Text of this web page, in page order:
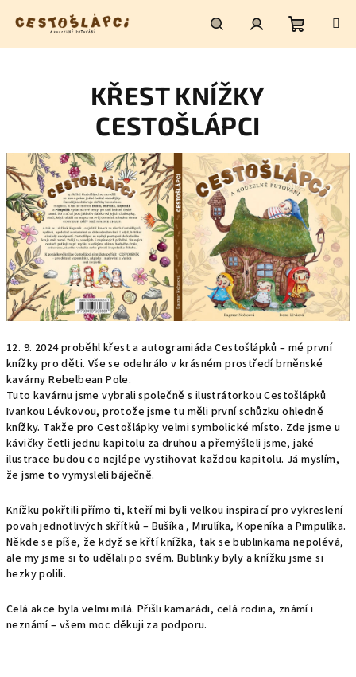
HledatPřihlášeníNákupní
KŘEST KNÍŽKY
CESTOŠLÁPCI
12. 9. 2024 proběhl křest a autogramiáda Cestošlápků – mé první
knížky pro děti. Vše se odehrálo v krásném prostředí brněnské
kavárny Rebelbean Pole.
Tuto kavárnu jsme vybrali společně s ilustrátorkou Cestošlápků
Ivankou Lévkovou, protože jsme tu měli první schůzku ohledně
knížky. Takže pro Cestošlápky velmi symbolické místo. Zde jsme u
kávičky četli jednu kapitolu za druhou a přemýšleli jsme, jaké
ilustrace budou co nejlépe vystihovat každou kapitolu. Já myslím,
že jsme to vymysleli báječně.
Knížku pokřtili přímo ti, kteří mi byli velkou inspirací pro vykreslení
povah jednotlivých skřítků – Bušíka , Mirulíka, Kopeníka a Pimpulíka.
Někde se píše, že když se křtí knížka, tak se bublinkama nepolévá,
ale my jsme si to udělali po svém. Bublinky byly a knížku jsme si
hezky polili.
Celá akce byla velmi milá. Přišli kamarádi, celá rodina, známí i
neznámí – všem moc děkuji za podporu.